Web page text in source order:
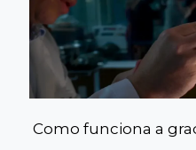
Como funciona a